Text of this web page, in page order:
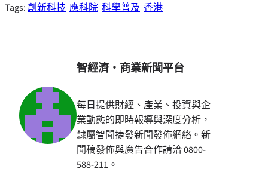
Tags:創新科技 應科院 科學普及 香港
智經濟・商業新聞平台
每日提供財經、產業、投資與企
業動態的即時報導與深度分析，
隸屬智聞捷發新聞發佈網絡。新
聞稿發佈與廣告合作請洽 0800-
588-211。